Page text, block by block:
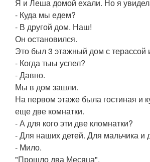
Я и Леша домой ехали. Но я
- Куда мы едем?
- В другой дом. Наш!
Он остановился.
Это был 3 этажный дом с терассой
- Когда тыы успел?
- Давно.
Мы в дом зашли.
На первом этаже была гостиная и
еще две комнатки.
- А для кого эти две кломнатки?
- Для наших детей. Для мальчика и
- Мило.
"Прошло два Месяца".